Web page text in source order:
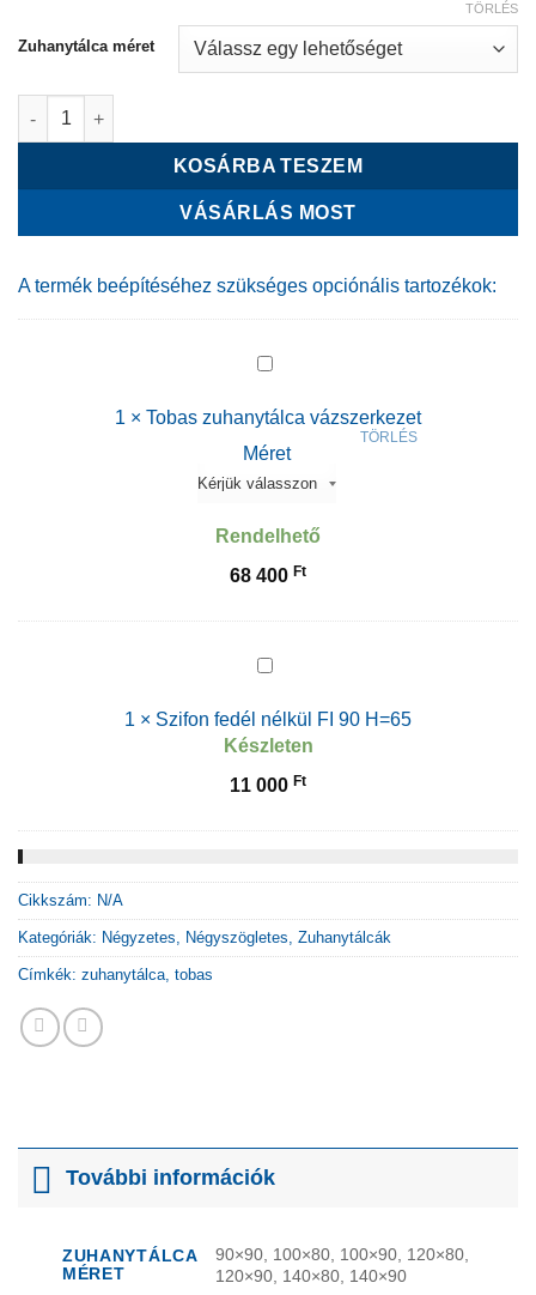
Zuhanytálca méret
TÖRLÉS
Tobas öntött márvány zuhanytálca mennyiség
KOSÁRBA TESZEM
VÁSÁRLÁS MOST
A termék beépítéséhez szükséges opciónális tartozékok:
1 × Tobas zuhanytálca vázszerkezet
Méret
TÖRLÉS
Rendelhető
68 400 Ft
1 × Szifon fedél nélkül FI 90 H=65
Készleten
11 000 Ft
Cikkszám: N/A
Kategóriák: Négyzetes Négyszögletes Zuhanytálcák
Címkék: zuhanytálca tobas
További információk
ZUHANYTÁLCA
MÉRET
90×90, 100×80, 100×90, 120×80,
120×90, 140×80, 140×90